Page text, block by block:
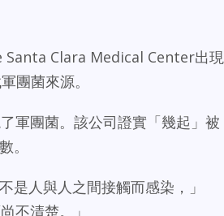
Clara Medical Center出現
團菌來源。
軍團菌。該公司證實「幾起」被
。
是人與人之間接觸而感染，」
不清楚。」